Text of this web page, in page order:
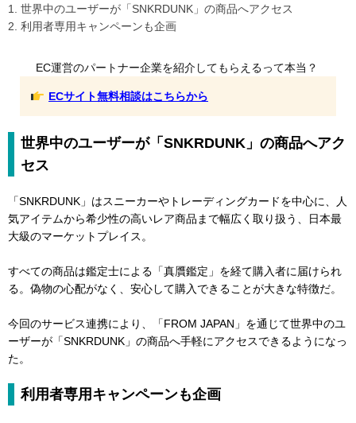
1. 世界中のユーザーが「SNKRDUNK」の商品へアクセス
2. 利用者専用キャンペーンも企画
EC運営のパートナー企業を紹介してもらえるって本当？
ECサイト無料相談はこちらから
世界中のユーザーが「SNKRDUNK」の商品へアク
セス
「SNKRDUNK」はスニーカーやトレーディングカードを中心に、人
気アイテムから希少性の高いレア商品まで幅広く取り扱う、日本最
大級のマーケットプレイス。
すべての商品は鑑定士による「真贋鑑定」を経て購入者に届けられ
る。偽物の心配がなく、安心して購入できることが大きな特徴だ。
今回のサービス連携により、「FROM JAPAN」を通じて世界中のユ
ーザーが「SNKRDUNK」の商品へ手軽にアクセスできるようになっ
た。
利用者専用キャンペーンも企画